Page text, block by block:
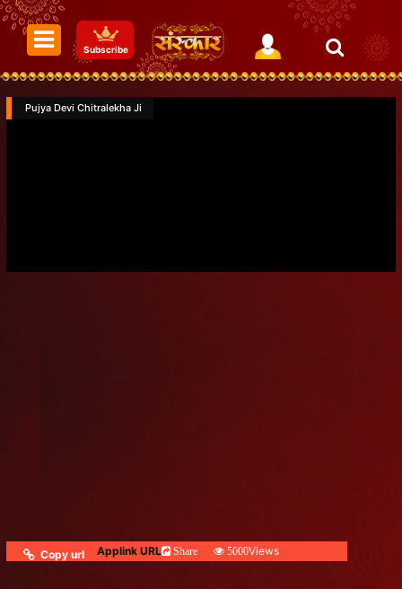
Subscribe
Pujya Devi Chitralekha Ji
Copy url Applink URL Share 5000Views